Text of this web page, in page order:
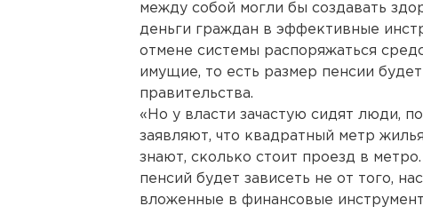
между собой могли бы создавать
деньги граждан в эффективные
отмене системы распоряжаться
имущие, то есть размер пенсии
правительства.
«Но у власти зачастую сидят люди,
заявляют, что квадратный метр
знают, сколько стоит проезд в
пенсий будет зависеть не от того,
вложенные в финансовые